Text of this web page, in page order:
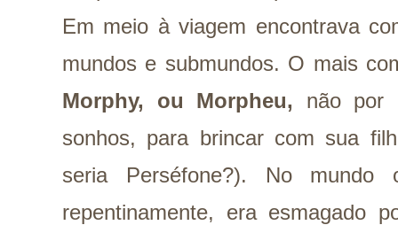
Em meio à viagem encontrava
mundos e submundos. O mais
Morphy, ou Morpheu, não por
sonhos, para brincar com sua
seria Perséfone?). No mundo
repentinamente, era esmagado